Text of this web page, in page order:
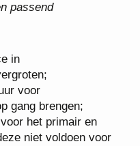
passend
in
voor
gang brengen;
het primair en
niet voldoen voor